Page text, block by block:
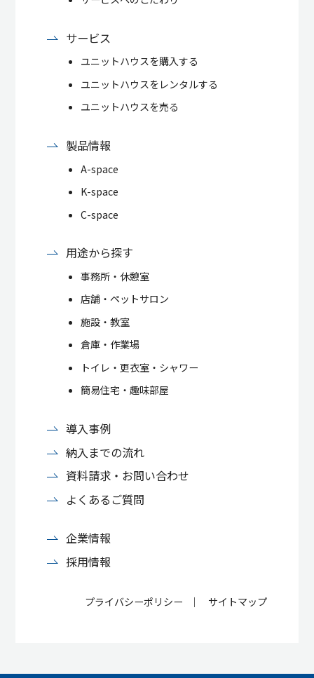
サービス
ユニットハウスを購入する
ユニットハウスをレンタルする
ユニットハウスを売る
製品情報
A-space
K-space
C-space
用途から探す
事務所・休憩室
店舗・ペットサロン
施設・教室
倉庫・作業場
トイレ・更衣室・シャワー
簡易住宅・趣味部屋
導入事例
納入までの流れ
資料請求・お問い合わせ
よくあるご質問
企業情報
採用情報
プライバシーポリシー サイトマップ